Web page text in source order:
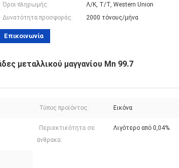
Όροι πληρωμής:
Λ/Κ, Τ/Τ, Western Union
Δυνατότητα προσφοράς:
2000 τόνους/μήνα
Επικοινωνία
μεταλλικού μαγγανίου Mn 99.7
Τύπος προϊόντος: Εικόνα
Περιεκτικότητα σε
άνθρακα:
Λιγότερο από 0,04%